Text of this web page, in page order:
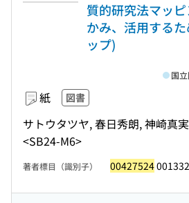
質的研究法マッ
かみ、活用する
ップ)
紙 図書
サトウタツヤ, 春日秀朗, 神崎真
<SB24-M6>
国
著者標目（識別子） 00427524